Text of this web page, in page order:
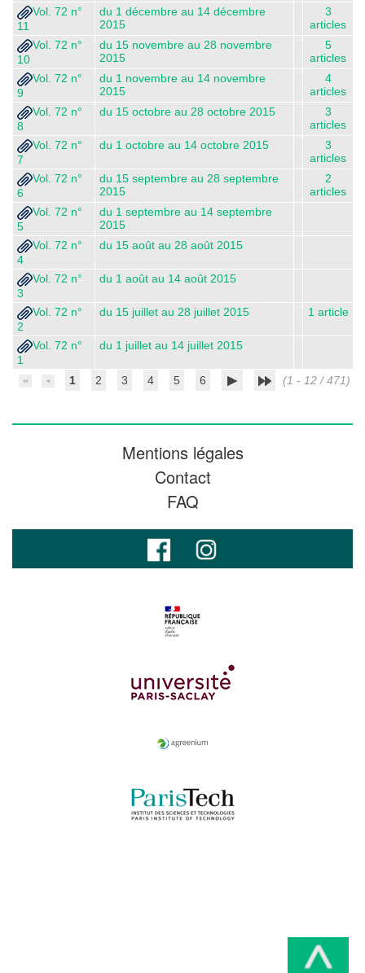
Vol. 72 n°
11
du 1 décembre au 14 décembre
2015
3
articles
Vol. 72 n°
10
du 15 novembre au 28 novembre
2015
5
articles
Vol. 72 n°
9
du 1 novembre au 14 novembre
2015
4
articles
Vol. 72 n°
8
du 15 octobre au 28 octobre 2015
3
articles
Vol. 72 n°
7
du 1 octobre au 14 octobre 2015
3
articles
Vol. 72 n°
6
du 15 septembre au 28 septembre
2015
2
articles
Vol. 72 n°
5
du 1 septembre au 14 septembre
2015
Vol. 72 n°
4
du 15 août au 28 août 2015
Vol. 72 n°
3
du 1 août au 14 août 2015
Vol. 72 n°
2
du 15 juillet au 28 juillet 2015 1 article
Vol. 72 n°
1
du 1 juillet au 14 juillet 2015
1 2 3 4 5 6 (1 - 12 / 471)
Mentions légales
Contact
FAQ